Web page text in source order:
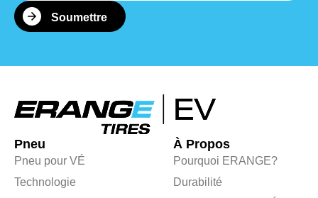
Pneu
Pneu pour VÉ
Technologie
À Propos
Pourquoi ERANGE?
Durabilité